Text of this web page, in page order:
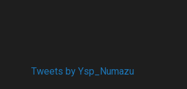
Tweets by Ysp_Numazu